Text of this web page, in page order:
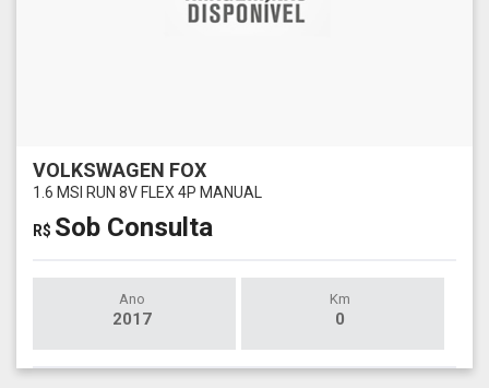
VOLKSWAGEN FOX
1.6 MSI RUN 8V FLEX 4P MANUAL
R$ Sob Consulta
Ano
2017
Km
0